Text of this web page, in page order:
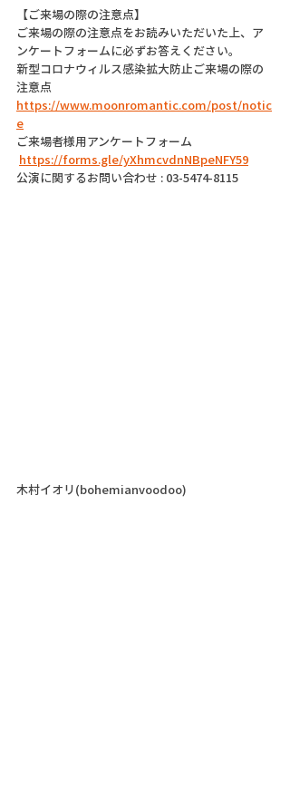
【ご来場の際の注意点】
ご来場の際の注意点をお読みいただいた上、ア
ンケートフォームに必ずお答えください。
新型コロナウィルス感染拡大防止ご来場の際の
注意点
https://www.moonromantic.com/post/notic
e
ご来場者様用アンケートフォーム
https://forms.gle/yXhmcvdnNBpeNFY59
公演に関するお問い合わせ : 03-5474-8115
木村イオリ(bohemianvoodoo)